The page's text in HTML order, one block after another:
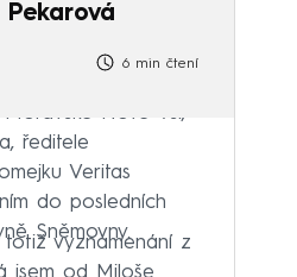
6 min čtení
Nové Vsi,
ředitele
Veritas
do posledních
Sněmovny.
vyznamenání z